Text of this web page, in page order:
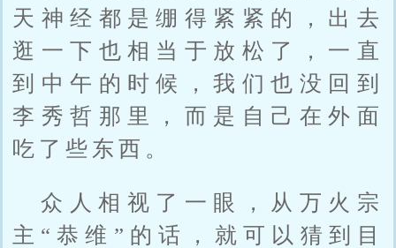
天神经都是绷得紧紧的，出去
逛一下也相当于放松了，一直
到中午的时候，我们也没回到
李秀哲那里，而是自己在外面
吃了些东西。
众人相视了一眼，从万火宗
主“恭维”的话，就可以猜到目